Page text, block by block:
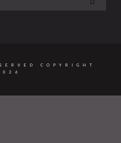
COPYRIGHT